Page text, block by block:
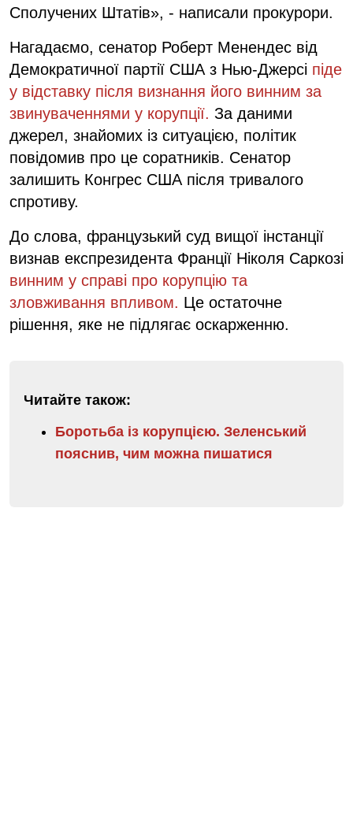
Сполучених Штатів», - написали прокурори.
Нагадаємо, сенатор Роберт Менендес від
Демократичної партії США з Нью-Джерсі піде
у відставку після визнання його винним за
звинуваченнями у корупції. За даними
джерел, знайомих із ситуацією, політик
повідомив про це соратників. Сенатор
залишить Конгрес США після тривалого
спротиву.
До слова, французький суд вищої інстанції
визнав експрезидента Франції Ніколя Саркозі
винним у справі про корупцію та
зловживання впливом. Це остаточне
рішення, яке не підлягає оскарженню.
Читайте також:
Боротьба із корупцією. Зеленський
пояснив, чим можна пишатися